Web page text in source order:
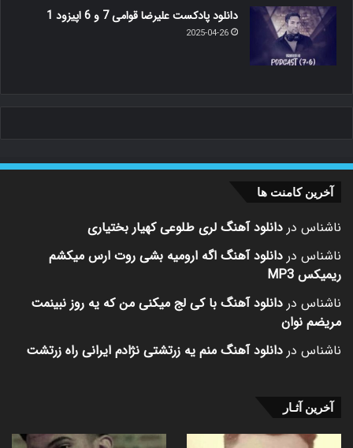
دانلود پادکست علیرضا قوامی 7 و 6 اپیزود 1
2025-04-26
آخرین کامنت ها
ناشناس در دانلود آهنگ لری طلوعی کهیار بختیاری
ناشناس در دانلود آهنگ اگه ارومیه بشی روت ارس میکشم
ریمیکس MP3
ناشناس در دانلود آهنگ با کی لج میکنی من که یه روز نبینمت
مریضم نوان
ناشناس در دانلود آهنگ منم یه زرتشتی نژادم ایرانی راه زرتشت
آخرین آثـار